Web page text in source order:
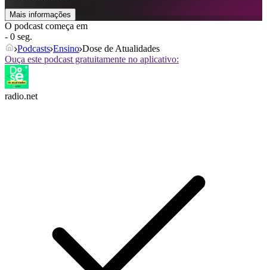
Mais informações
O podcast começa em
- 0 seg.
Podcasts Ensino Dose de Atualidades
Ouça este podcast gratuitamente no aplicativo:
radio.net